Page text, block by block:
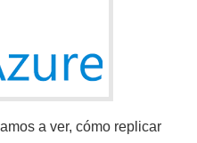
a ver, cómo replicar